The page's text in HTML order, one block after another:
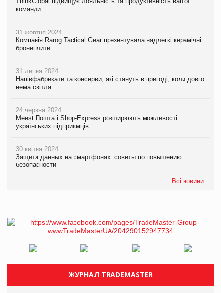
команди
31 жовтня 2024
Компанія Rarog Tactical Gear презентувала надлегкі керамічні
бронеплити
31 липня 2024
Напівфабрикати та консерви, які стануть в пригоді, коли довго
нема світла
24 червня 2024
Meest Пошта і Shop-Express розширюють можливості
українських підприємців
30 квітня 2024
Защита данных на смартфонах: советы по повышению
безопасности
Всі новини
ЖУРНАЛ TRADEMASTER